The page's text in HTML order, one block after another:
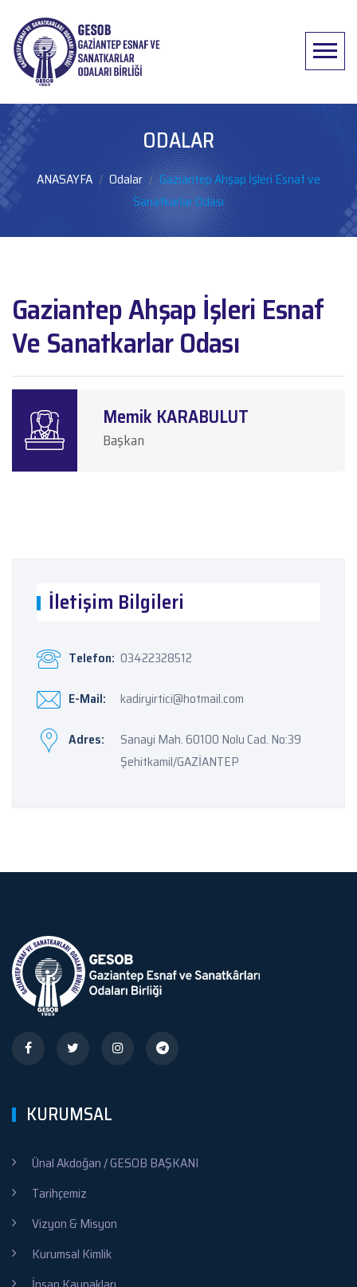
ODALAR
ANASAYFA Odalar
Gaziantep Ahşap İşleri Esnaf ve
Sanatkarlar Odası
Gaziantep Ahşap İşleri Esnaf
Ve Sanatkarlar Odası
Memik KARABULUT
Başkan
İletişim Bilgileri
Telefon: 03422328512
E-Mail: kadiryirtici@hotmail.com
Adres:
Sanayi Mah. 60100 Nolu Cad. No:39
Şehitkamil/GAZİANTEP
KURUMSAL
Ünal Akdoğan / GESOB BAŞKANI
Tarihçemiz
Vizyon & Misyon
Kurumsal Kimlik